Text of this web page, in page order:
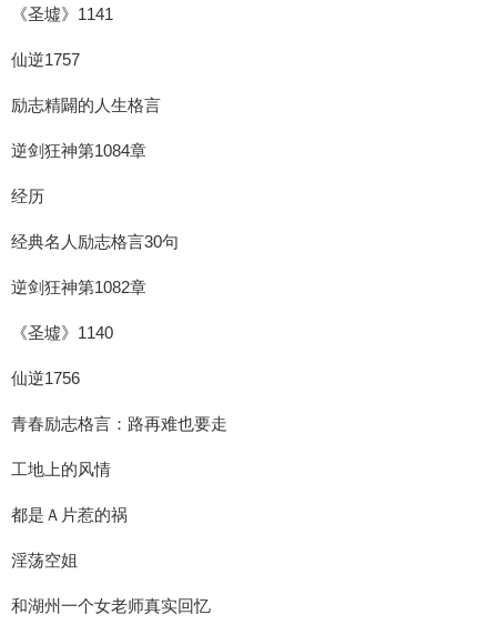
《圣墟》1141
仙逆1757
励志精闢的人生格言
逆剑狂神第1084章
经历
经典名人励志格言30句
逆剑狂神第1082章
《圣墟》1140
仙逆1756
青春励志格言：路再难也要走
工地上的风情
都是Ａ片惹的祸
淫荡空姐
和湖州一个女老师真实回忆